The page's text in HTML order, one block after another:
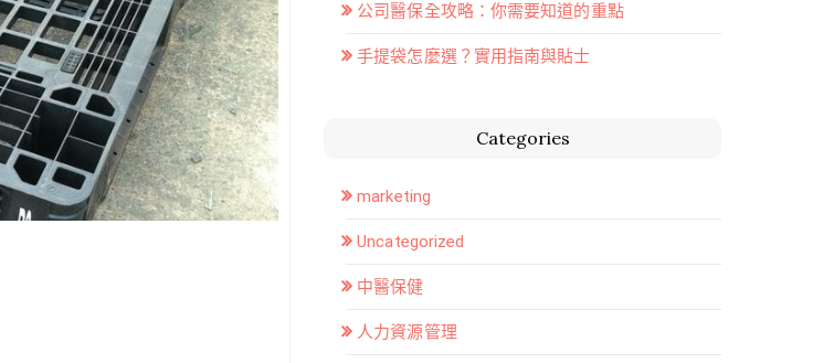
公司醫保全攻略：你需要知道的重點
手提袋怎麼選？實用指南與貼士
Categories
marketing
Uncategorized
中醫保健
人力資源管理